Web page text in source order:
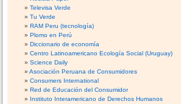
Televisa Verde
Tu Verde
RAM Peru (tecnología)
Plomo en Perú
Diccionario de economía
Centro Latinoamericano Ecología Social (Uruguay)
Science Daily
Asociación Peruana de Consumidores
Consumers International
Red de Educación del Consumidor
Instituto Interamericano de Derechos Humanos